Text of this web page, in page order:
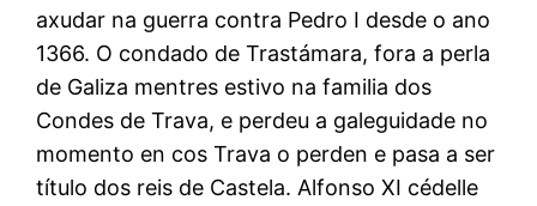
axudar na guerra contra Pedro I desde o ano
1366. O condado de Trastámara, fora a perla
de Galiza mentres estivo na familia dos
Condes de Trava, e perdeu a galeguidade no
momento en cos Trava o perden e pasa a ser
título dos reis de Castela. Alfonso XI cédelle